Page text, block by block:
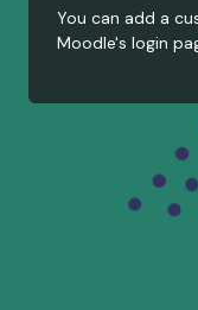
You can add a
Moodle's login